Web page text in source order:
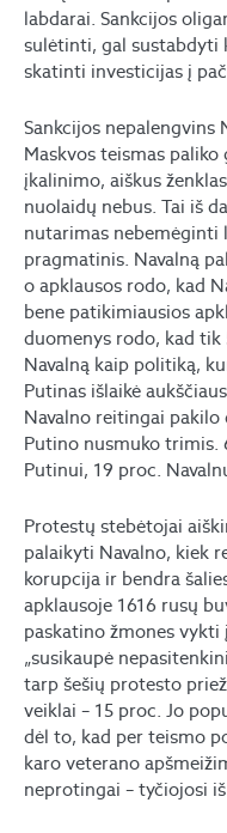
labdarai. Sankcijos
sulėtinti, gal sustabdyti
skatinti investicijas į
Sankcijos nepalengvins
Maskvos teismas
įkalinimo, aiškus
nuolaidų nebus. Tai iš
nutarimas
pragmatinis. Navalną
o apklausos rodo, kad
bene patikimiausios
duomenys rodo, kad
Navalną kaip politiką,
Putinas išlaikė
Navalno reitingai
Putino nusmuko
Putinui, 19 proc.
Protestų stebėtojai
palaikyti Navalno, kiek
korupcija ir bendra
apklausoje 1616 rusų
paskatino žmones vykti
„susikaupė
tarp šešių protesto
veiklai – 15 proc. Jo
dėl to, kad per teismo
karo veterano
neprotingai – tyčiojosi